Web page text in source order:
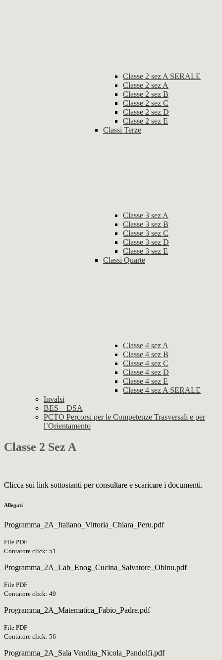
Classe 2 sez A SERALE
Classe 2 sez A
Classe 2 sez B
Classe 2 sez C
Classe 2 sez D
Classe 2 sez E
Classi Terze
Classe 3 sez A
Classe 3 sez B
Classe 3 sez C
Classe 3 sez D
Classe 3 sez E
Classi Quarte
Classe 4 sez A
Classe 4 sez B
Classe 4 sez C
Classe 4 sez D
Classe 4 sez E
Classe 4 sez A SERALE
Invalsi
BES – DSA
PCTO Percorsi per le Competenze Trasversali e per
l’Orientamento
Classe 2 Sez A
Clicca sui link sottostanti per consultare e scaricare i documenti.
Allegati
Programma_2A_Italiano_Vittoria_Chiara_Peru.pdf
File PDF
Contatore click: 51
Programma_2A_Lab_Enog_Cucina_Salvatore_Obinu.pdf
File PDF
Contatore click: 49
Programma_2A_Matematica_Fabio_Padre.pdf
File PDF
Contatore click: 56
Programma_2A_Sala Vendita_Nicola_Pandolfi.pdf